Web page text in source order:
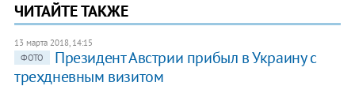
ЧИТАЙТЕ ТАКЖЕ
13 марта 2018, 14:15
ФОТО
​Президент Австрии прибыл в Украину с
трехдневным визитом